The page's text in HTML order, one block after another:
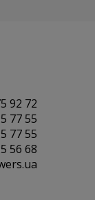
92 72
77 55
77 55
56 68